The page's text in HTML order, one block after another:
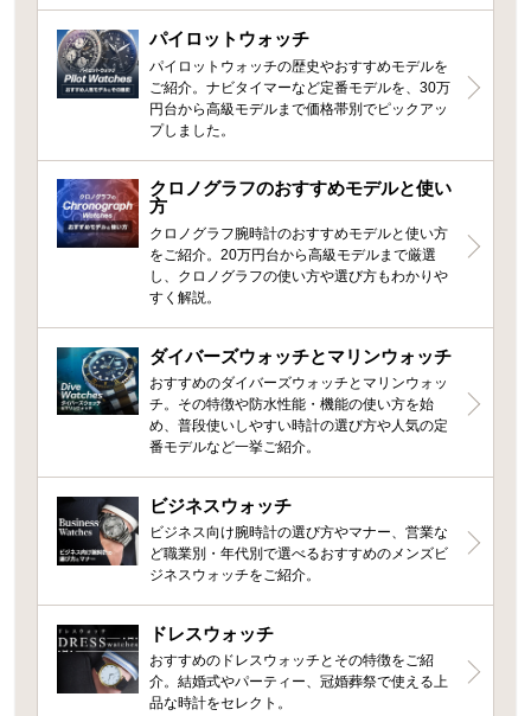
パイロットウォッチ
パイロットウォッチの歴史やおすすめモデルを
ご紹介。ナビタイマーなど定番モデルを、30万
円台から高級モデルまで価格帯別でピックアッ
プしました。
クロノグラフのおすすめモデルと使い
方
クロノグラフ腕時計のおすすめモデルと使い方
をご紹介。20万円台から高級モデルまで厳選
し、クロノグラフの使い方や選び方もわかりや
すく解説。
ダイバーズウォッチとマリンウォッチ
おすすめのダイバーズウォッチとマリンウォッ
チ。その特徴や防水性能・機能の使い方を始
め、普段使いしやすい時計の選び方や人気の定
番モデルなど一挙ご紹介。
ビジネスウォッチ
ビジネス向け腕時計の選び方やマナー、営業な
ど職業別・年代別で選べるおすすめのメンズビ
ジネスウォッチをご紹介。
ドレスウォッチ
おすすめのドレスウォッチとその特徴をご紹
介。結婚式やパーティー、冠婚葬祭で使える上
品な時計をセレクト。